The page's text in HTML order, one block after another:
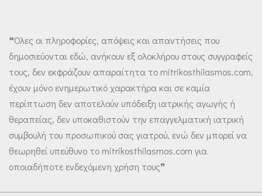
❝Όλες οι πληροφορίες, απόψεις και απαντήσεις που
δημοσιεύονται εδώ, ανήκουν εξ ολοκλήρου στους συγγραφείς
τους, δεν εκφράζουν απαραίτητα το mitrikosthilasmos.com,
έχουν μόνο ενημερωτικό χαρακτήρα και σε καμία
περίπτωση δεν αποτελούν υπόδειξη ιατρικής αγωγής ή
θεραπείας, δεν υποκαθιστούν την επαγγελματική ιατρική
συμβουλή του προσωπικού σας γιατρού, ενώ δεν μπορεί να
θεωρηθεί υπεύθυνο το mitrikosthilasmos.com για
οποιαδήποτε ενδεχόμενη χρήση τους❞